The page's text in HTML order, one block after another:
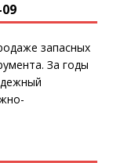
запасных
За годы